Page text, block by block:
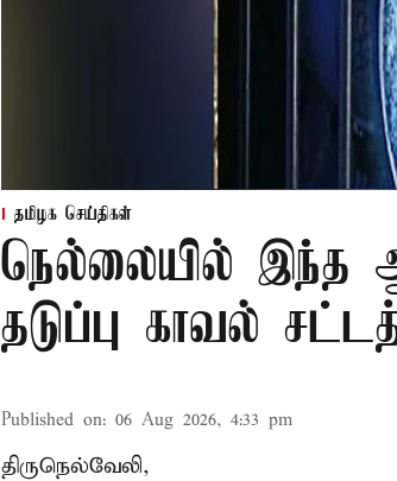
தமிழக செய்திகள்
நெல்லையில் இந்த
தடுப்பு காவல்
Published on: 06 Aug 2026, 4:33 pm
திருநெல்வேலி,